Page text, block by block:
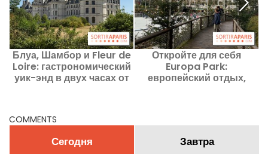
Блуа, Шамбор и Fleur de
Loire: гастрономический
уик-энд в двух часах от
Откройте для себя
Europa Park:
европейский отдых,
COMMENTS
Сегодня Завтра